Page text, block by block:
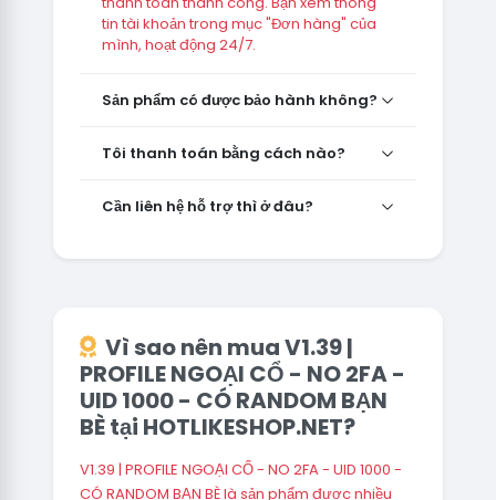
tin tài khoản trong mục "Đơn hàng" của
mình, hoạt động 24/7.
Sản phẩm có được bảo hành không?
Tôi thanh toán bằng cách nào?
Cần liên hệ hỗ trợ thì ở đâu?
Vì sao nên mua V1.39 |
PROFILE NGOẠI CỔ - NO 2FA -
UID 1000 - CÓ RANDOM BẠN
BÈ tại HOTLIKESHOP.NET?
V1.39 | PROFILE NGOẠI CỔ - NO 2FA - UID 1000 -
CÓ RANDOM BẠN BÈ là sản phẩm được nhiều